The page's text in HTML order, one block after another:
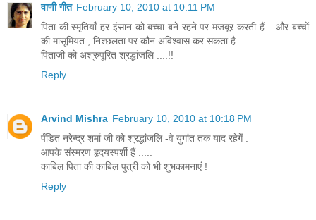
वाणी गीत February 10, 2010 at 10:11 PM
पिता की स्मृतियाँ हर इंसान को बच्चा बने रहने पर मजबूर करती हैं ...और बच्चों
की मासूमियत , निश्छलता पर कौन अविश्वास कर सकता है ...
पिताजी को अश्रुपूरित श्रद्धांजलि ....!!
Reply
Arvind Mishra February 10, 2010 at 10:18 PM
पँडित नरेन्द्र शर्मा जी को श्रद्धांजलि -वे युगांत तक याद रहेगें .
आपके संस्मरण हृदयस्पर्शी हैं .....
काबिल पिता की काबिल पुत्री को भी शुभकामनाएं !
Reply